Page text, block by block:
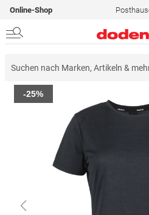
Online-Shop
Zum
Ende
-25%